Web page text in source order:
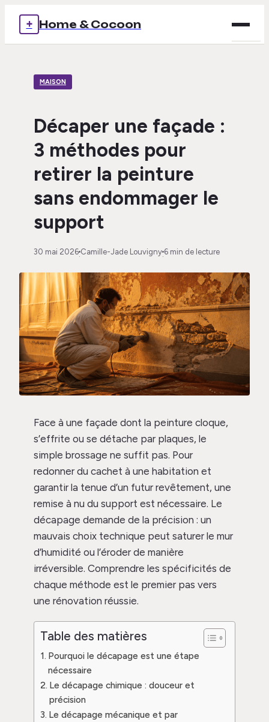
+ Home & Cocoon
MAISON
Décaper une façade :
3 méthodes pour
retirer la peinture
sans endommager le
support
30 mai 2026
·
Camille-Jade Louvigny
·
6 min de lecture
Face à une façade dont la peinture cloque,
s’effrite ou se détache par plaques, le
simple brossage ne suffit pas. Pour
redonner du cachet à une habitation et
garantir la tenue d’un futur revêtement, une
remise à nu du support est nécessaire. Le
décapage demande de la précision : un
mauvais choix technique peut saturer le mur
d’humidité ou l’éroder de manière
irréversible. Comprendre les spécificités de
chaque méthode est le premier pas vers
une rénovation réussie.
Table des matières
Pourquoi le décapage est une étape
nécessaire
Le décapage chimique : douceur et
précision
Le décapage mécanique et par